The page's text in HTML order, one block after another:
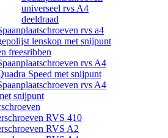
universeel rvs A4
deeldraad
rvs a4
lenskop met snijpunt
freesribben
rvs A4
Speed met snijpunt
rvs A4
snijpunt
RVS 410
RVS A2